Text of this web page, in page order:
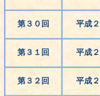
第３０回 平成
第３１回 平成
第３２回 平成